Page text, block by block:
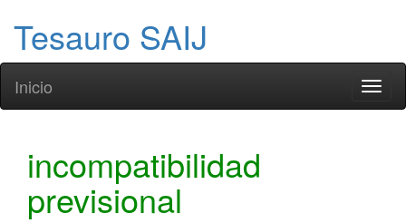
Tesauro SAIJ
Inicio
incompatibilidad
previsional